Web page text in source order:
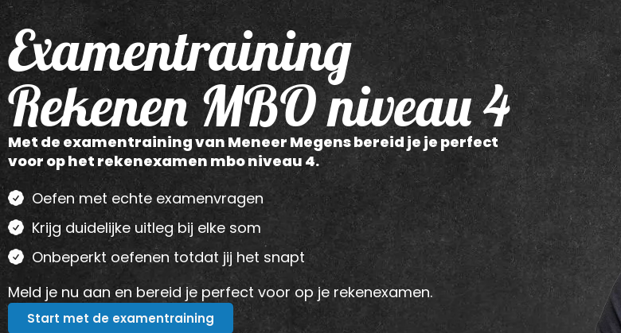
Examentraining
Rekenen MBO niveau 4
Met de examentraining van Meneer Megens bereid je je perfect
voor op het rekenexamen mbo niveau 4.
Oefen met echte examenvragen
Krijg duidelijke uitleg bij elke som
Onbeperkt oefenen totdat jij het snapt
Meld je nu aan en bereid je perfect voor op je rekenexamen.
Start met de examentraining